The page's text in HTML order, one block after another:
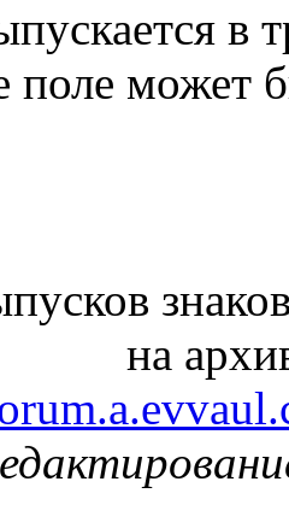
в
поле может
на